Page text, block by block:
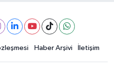
Haber Arşivi İletişim